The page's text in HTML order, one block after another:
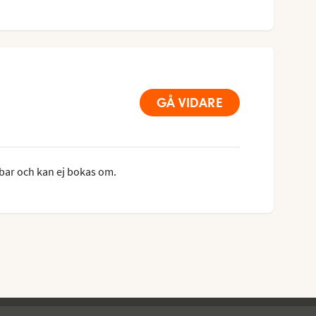
GÅ VIDARE
och kan ej bokas om.